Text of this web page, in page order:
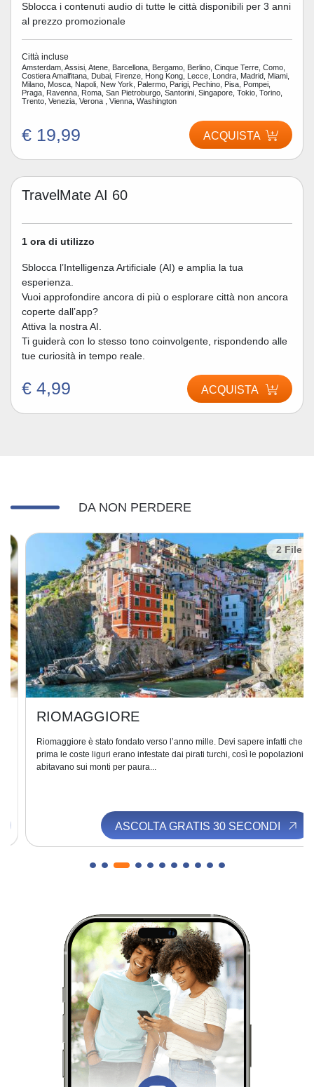
Sblocca i contenuti audio di tutte le città disponibili per 3 anni
al prezzo promozionale
Città incluse
Amsterdam, Assisi, Atene, Barcellona, Bergamo, Berlino, Cinque Terre, Como,
Costiera Amalfitana, Dubai, Firenze, Hong Kong, Lecce, Londra, Madrid, Miami,
Milano, Mosca, Napoli, New York, Palermo, Parigi, Pechino, Pisa, Pompei,
Praga, Ravenna, Roma, San Pietroburgo, Santorini, Singapore, Tokio, Torino,
Trento, Venezia, Verona , Vienna, Washington
€ 19,99 ACQUISTA
TravelMate AI 60
1 ora di utilizzo
Sblocca l’Intelligenza Artificiale (AI) e amplia la tua
esperienza.
Vuoi approfondire ancora di più o esplorare città non ancora
coperte dall’app?
Attiva la nostra AI.
Ti guiderà con lo stesso tono coinvolgente, rispondendo alle
tue curiosità in tempo reale.
€ 4,99 ACQUISTA
DA NON PERDERE
2 File
RIOMAGGIORE
Riomaggiore è stato fondato verso l’anno mille. Devi sapere infatti che
prima le coste liguri erano infestate dai pirati turchi, così le popolazioni
abitavano sui monti per paura...
ASCOLTA GRATIS 30 SECONDI